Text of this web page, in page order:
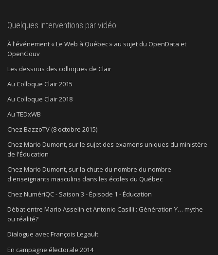
Quelques interventions par vidéo
À l'événement « Le Web à Québec » au sujet du OpenData et
OpenGouv
Les dessous des colloques de Clair
Au Colloque Clair 2015
Au Colloque Clair 2018
Au TEDxWB
Chez BazzoTV (8 octobre 2015)
Chez Mario Dumont, sur le sujet des examens uniques du ministère
de l'Éducation
Chez Mario Dumont, sur la chute du nombre du nombre
d'enseignants masculins dans les écoles du Québec
Chez NumériQC - Saison 3 - Épisode 1 - Éducation
Débat entre Mario Asselin et Antonio Casilli : Génération Y… mythe
ou réalité?
Dialogue avec François Legault
En campagne électorale 2014